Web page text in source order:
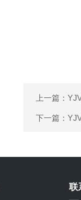
上一篇：
下一篇：
联